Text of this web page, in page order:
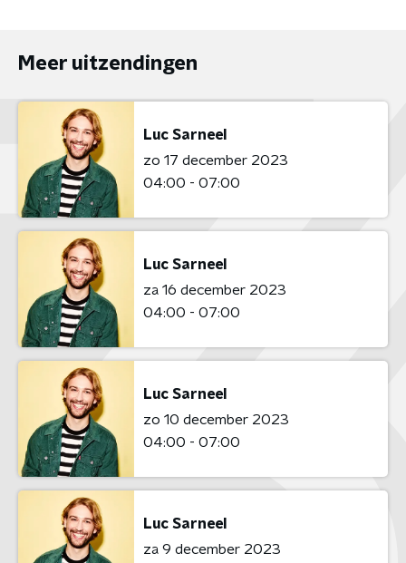
Meer uitzendingen
Luc Sarneel
zo 17 december 2023
04:00 - 07:00
Luc Sarneel
za 16 december 2023
04:00 - 07:00
Luc Sarneel
zo 10 december 2023
04:00 - 07:00
Luc Sarneel
za 9 december 2023